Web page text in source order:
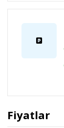
Fiyatlar